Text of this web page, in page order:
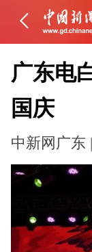
广东电
国庆
中新网广东